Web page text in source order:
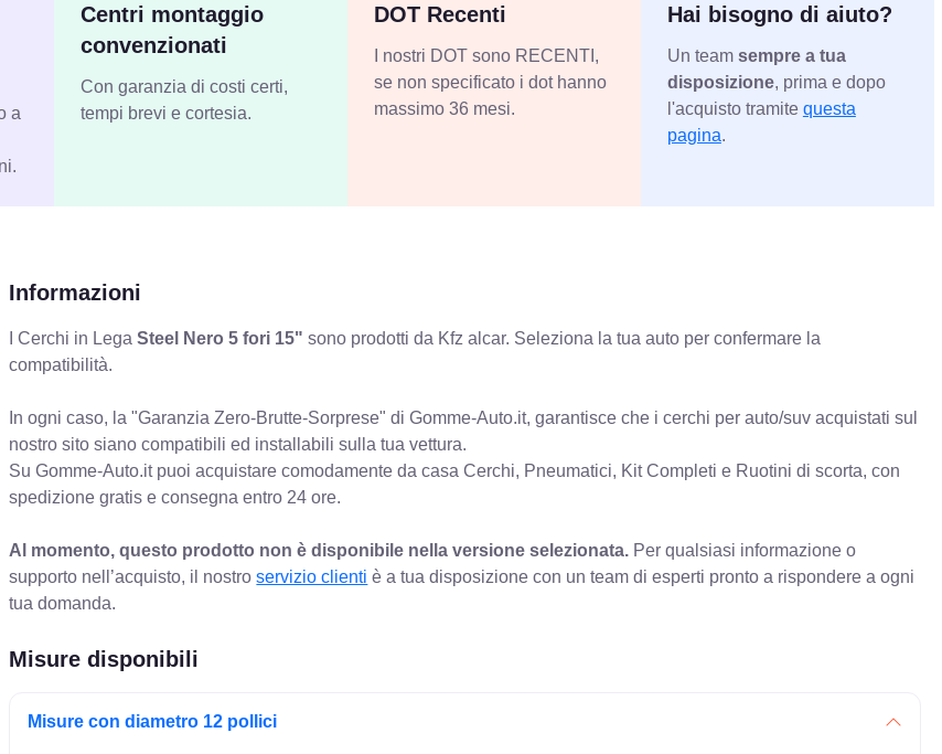
a
Centri montaggio
convenzionati
Con garanzia di costi certi,
tempi brevi e cortesia.
DOT Recenti
I nostri DOT sono RECENTI,
se non specificato i dot hanno
massimo 36 mesi.
Hai bisogno di aiuto?
Un team sempre a tua
disposizione, prima e dopo
l'acquisto tramite questa
pagina.
Informazioni
I Cerchi in LegaSteel Nero 5 fori 15" sono prodotti da Kfz alcar. Seleziona la tua auto per confermare la
compatibilità.
In ogni caso, la "Garanzia Zero-Brutte-Sorprese" di Gomme-Auto.it, garantisce che i cerchi per auto/suv acquistati sul
nostro sito siano compatibili ed installabili sulla tua vettura.
Su Gomme-Auto.it puoi acquistare comodamente da casa Cerchi, Pneumatici, Kit Completi e Ruotini di scorta, con
spedizione gratis e consegna entro 24 ore.
Al momento, questo prodotto non è disponibile nella versione selezionata. Per qualsiasi informazione o
supporto nell’acquisto, il nostroservizio clienti è a tua disposizione con un team di esperti pronto a rispondere a ogni
tua domanda.
Misure disponibili
Misure con diametro 12 pollici